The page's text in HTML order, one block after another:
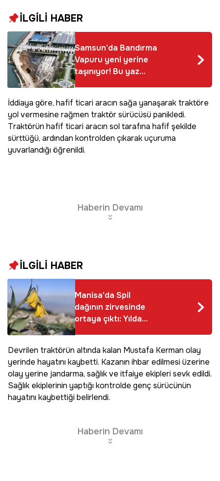
İLGİLİ HABER
Samsun'da Bandırma
Vapuru yeni yerine
taşınıyor! Bu yaz
bitecek
İddiaya göre, hafif ticari aracın sağa yanaşarak traktöre
yol vermesine rağmen traktör sürücüsü panikledi.
Traktörün hafif ticari aracın sol tarafına hafif şekilde
sürttüğü, ardından kontrolden çıkarak uçuruma
yuvarlandığı öğrenildi.
Haberin Devamı
İLGİLİ HABER
Manisa'da Spil
dağının zirvesinde
ortaya çıktı: Yılda
sadece 10 gün
tanesini koparmanın
cezası 699 bin TL!
Devrilen traktörün altında kalan Mustafa Kerman olay
yerinde hayatını kaybetti. Kazanın ihbar edilmesi üzerine
olay yerine jandarma, sağlık ve itfaiye ekipleri sevk edildi.
Sağlık ekiplerinin yaptığı kontrolde genç sürücünün
hayatını kaybettiği belirlendi.
Haberin Devamı